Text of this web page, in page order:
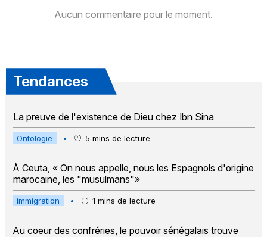
Aucun commentaire pour le moment.
Tendances
La preuve de l'existence de Dieu chez Ibn Sina
Ontologie • 5 mins de lecture
À Ceuta, « On nous appelle, nous les Espagnols d'origine
marocaine, les "musulmans"»
immigration • 1 mins de lecture
Au coeur des confréries, le pouvoir sénégalais trouve